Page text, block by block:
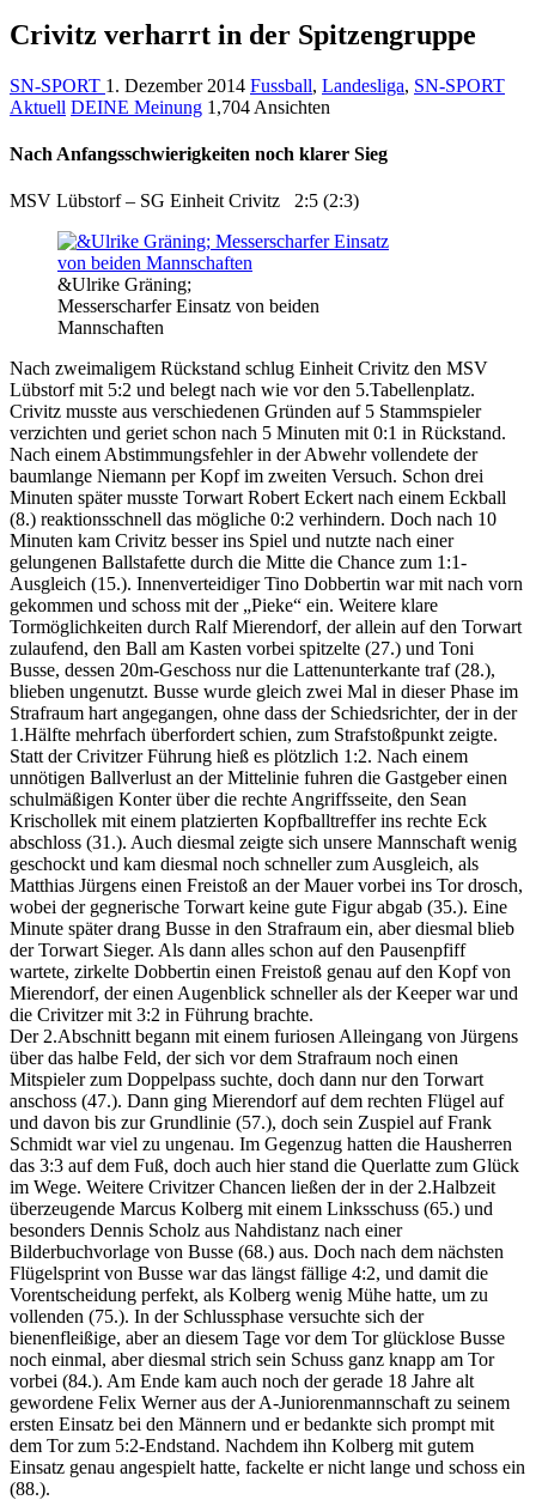
Crivitz verharrt in der Spitzengruppe
SN-SPORT 1. Dezember 2014 Fussball, Landesliga, SN-SPORT
Aktuell DEINE Meinung 1,704 Ansichten
Nach Anfangsschwierigkeiten noch klarer Sieg
MSV Lübstorf – SG Einheit Crivitz 2:5 (2:3)
&Ulrike Gräning;
Messerscharfer Einsatz von beiden
Mannschaften
Nach zweimaligem Rückstand schlug Einheit Crivitz den MSV
Lübstorf mit 5:2 und belegt nach wie vor den 5.Tabellenplatz.
Crivitz musste aus verschiedenen Gründen auf 5 Stammspieler
verzichten und geriet schon nach 5 Minuten mit 0:1 in Rückstand.
Nach einem Abstimmungsfehler in der Abwehr vollendete der
baumlange Niemann per Kopf im zweiten Versuch. Schon drei
Minuten später musste Torwart Robert Eckert nach einem Eckball
(8.) reaktionsschnell das mögliche 0:2 verhindern. Doch nach 10
Minuten kam Crivitz besser ins Spiel und nutzte nach einer
gelungenen Ballstafette durch die Mitte die Chance zum 1:1-
Ausgleich (15.). Innenverteidiger Tino Dobbertin war mit nach vorn
gekommen und schoss mit der „Pieke“ ein. Weitere klare
Tormöglichkeiten durch Ralf Mierendorf, der allein auf den Torwart
zulaufend, den Ball am Kasten vorbei spitzelte (27.) und Toni
Busse, dessen 20m-Geschoss nur die Lattenunterkante traf (28.),
blieben ungenutzt. Busse wurde gleich zwei Mal in dieser Phase im
Strafraum hart angegangen, ohne dass der Schiedsrichter, der in der
1.Hälfte mehrfach überfordert schien, zum Strafstoßpunkt zeigte.
Statt der Crivitzer Führung hieß es plötzlich 1:2. Nach einem
unnötigen Ballverlust an der Mittelinie fuhren die Gastgeber einen
schulmäßigen Konter über die rechte Angriffsseite, den Sean
Krischollek mit einem platzierten Kopfballtreffer ins rechte Eck
abschloss (31.). Auch diesmal zeigte sich unsere Mannschaft wenig
geschockt und kam diesmal noch schneller zum Ausgleich, als
Matthias Jürgens einen Freistoß an der Mauer vorbei ins Tor drosch,
wobei der gegnerische Torwart keine gute Figur abgab (35.). Eine
Minute später drang Busse in den Strafraum ein, aber diesmal blieb
der Torwart Sieger. Als dann alles schon auf den Pausenpfiff
wartete, zirkelte Dobbertin einen Freistoß genau auf den Kopf von
Mierendorf, der einen Augenblick schneller als der Keeper war und
die Crivitzer mit 3:2 in Führung brachte.
Der 2.Abschnitt begann mit einem furiosen Alleingang von Jürgens
über das halbe Feld, der sich vor dem Strafraum noch einen
Mitspieler zum Doppelpass suchte, doch dann nur den Torwart
anschoss (47.). Dann ging Mierendorf auf dem rechten Flügel auf
und davon bis zur Grundlinie (57.), doch sein Zuspiel auf Frank
Schmidt war viel zu ungenau. Im Gegenzug hatten die Hausherren
das 3:3 auf dem Fuß, doch auch hier stand die Querlatte zum Glück
im Wege. Weitere Crivitzer Chancen ließen der in der 2.Halbzeit
überzeugende Marcus Kolberg mit einem Linksschuss (65.) und
besonders Dennis Scholz aus Nahdistanz nach einer
Bilderbuchvorlage von Busse (68.) aus. Doch nach dem nächsten
Flügelsprint von Busse war das längst fällige 4:2, und damit die
Vorentscheidung perfekt, als Kolberg wenig Mühe hatte, um zu
vollenden (75.). In der Schlussphase versuchte sich der
bienenfleißige, aber an diesem Tage vor dem Tor glücklose Busse
noch einmal, aber diesmal strich sein Schuss ganz knapp am Tor
vorbei (84.). Am Ende kam auch noch der gerade 18 Jahre alt
gewordene Felix Werner aus der A-Juniorenmannschaft zu seinem
ersten Einsatz bei den Männern und er bedankte sich prompt mit
dem Tor zum 5:2-Endstand. Nachdem ihn Kolberg mit gutem
Einsatz genau angespielt hatte, fackelte er nicht lange und schoss ein
(88.).